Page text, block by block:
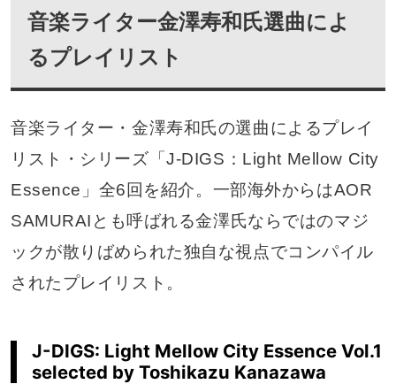
音楽ライター金澤寿和氏選曲によ
るプレイリスト
音楽ライター・金澤寿和氏の選曲によるプレイ
リスト・シリーズ「J-DIGS：Light Mellow City
Essence」全6回を紹介。一部海外からはAOR
SAMURAIとも呼ばれる金澤氏ならではのマジ
ックが散りばめられた独自な視点でコンパイル
されたプレイリスト。
J-DIGS: Light Mellow City Essence Vol.1
selected by Toshikazu Kanazawa